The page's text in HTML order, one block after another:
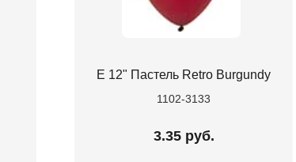
Е 12" Пастель Retro Burgundy
1102-3133
3.35 руб.